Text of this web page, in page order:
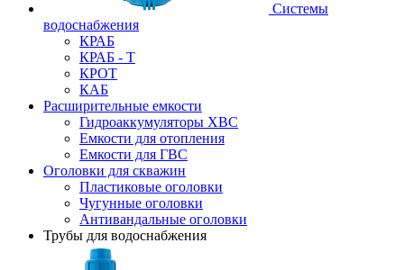
Системы
водоснабжения
КРАБ
КРАБ - Т
КРОТ
КАБ
Расширительные емкости
Гидроаккумуляторы ХВС
Емкости для отопления
Емкости для ГВС
Оголовки для скважин
Пластиковые оголовки
Чугунные оголовки
Антивандальные оголовки
Трубы для водоснабжения